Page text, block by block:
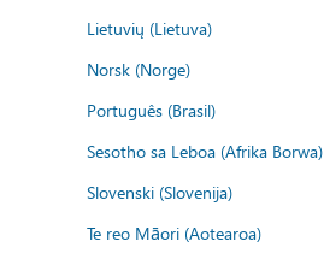
Lietuvių (Lietuva)
Norsk (Norge)
Português (Brasil)
Sesotho sa Leboa (Afrika Borwa)
Slovenski (Slovenija)
Te reo Māori (Aotearoa)